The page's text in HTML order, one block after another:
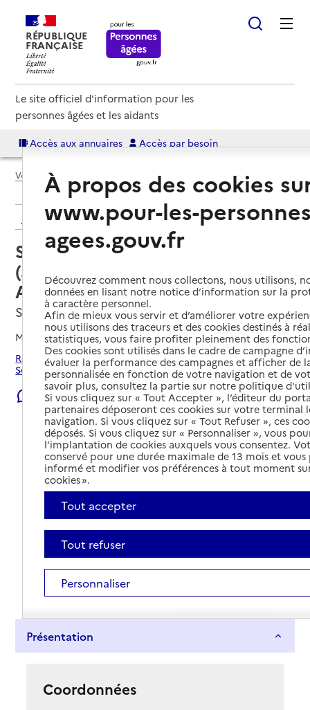
RÉPUBLIQUE
FRANÇAISE
Le site officiel d'information pour les
personnes âgées et les aidants
Accès aux annuaires Accès par besoin
Voir le fil d’Ariane
Retour aux résultats de l'annuaire
Service autonomie à domicile
(aide et soins) – Aide et Soins
Amsam
Soissons, AISNE
Mis à jour le23/07/2026
Rechercher les établissements et services autour de
Soissons.
Signaler une erreur
Présentation
Coordonnées
À propos des cookies
www.pour-les-
agees.gouv.fr
Découvrez comment nous collectons, nous utilisons,
données en lisant notre notice d’information sur la
à caractère personnel.
Afin de mieux vous servir et d’améliorer votre
nous utilisons des traceurs et des cookies destinés à
statistiques, vous faire profiter pleinement des
Des cookies sont utilisés dans le cadre de campagne
évaluer la performance des campagnes et afficher de
personnalisée en fonction de votre navigation et de
savoir plus, consultez la partie sur notre politique
Si vous cliquez sur « Tout Accepter », l’éditeur du
partenaires déposeront ces cookies sur votre terminal
navigation. Si vous cliquez sur « Tout Refuser », ces
déposés. Si vous cliquez sur « Personnaliser », vous
l’implantation de cookies auxquels vous consentez.
conservé pour une durée maximale de 13 mois et
informé et modifier vos préférences à tout moment
cookies ».
Tout accepter
Tout refuser
Personnaliser